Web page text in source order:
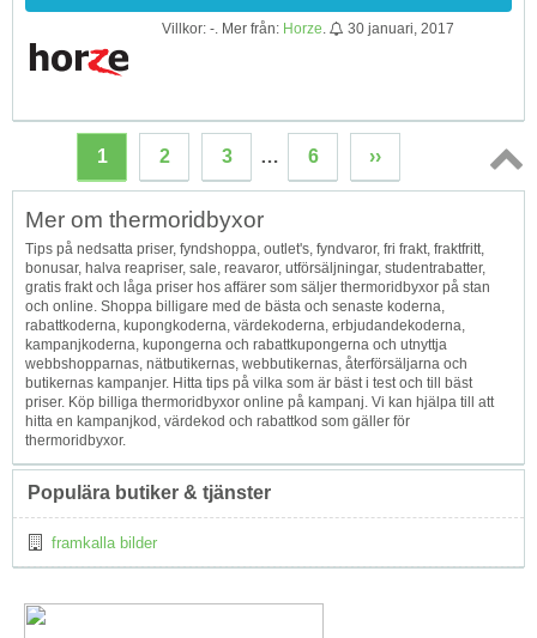
Villkor: -. Mer från: Horze 30 januari, 2017
1 2 3 … 6 ››
Topp
Mer om thermoridbyxor
Tips på nedsatta priser, fyndshoppa, outlet's, fyndvaror, fri frakt, fraktfritt,
bonusar, halva reapriser, sale, reavaror, utförsäljningar, studentrabatter,
gratis frakt och låga priser hos affärer som säljer thermoridbyxor på stan
och online. Shoppa billigare med de bästa och senaste koderna,
rabattkoderna, kupongkoderna, värdekoderna, erbjudandekoderna,
kampanjkoderna, kupongerna och rabattkupongerna och utnyttja
webbshopparnas, nätbutikernas, webbutikernas, återförsäljarna och
butikernas kampanjer. Hitta tips på vilka som är bäst i test och till bäst
priser. Köp billiga thermoridbyxor online på kampanj. Vi kan hjälpa till att
hitta en kampanjkod, värdekod och rabattkod som gäller för
thermoridbyxor.
Populära butiker & tjänster
framkalla bilder